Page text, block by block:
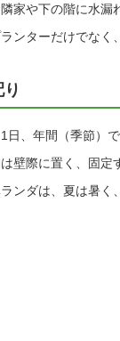
家や下の階に水漏
ンターだけでなく
日、年間（季節）
壁際に置く、固定
ンダは、夏は暑く